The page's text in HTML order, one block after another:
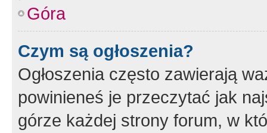
Góra
Czym są ogłoszenia?
Ogłoszenia często zawierają
powinieneś je przeczytać jak
górze każdej strony forum, w